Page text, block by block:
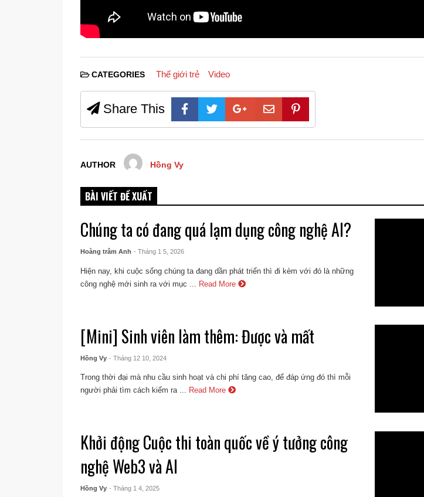
CATEGORIES Thế giới trẻ Video
Share This
AUTHOR Hồng Vy
BÀI VIẾT ĐỀ XUẤT
Chúng ta có đang quá lạm dụng công nghệ AI?
Hoàng trâm Anh - Tháng 1 5, 2026
Hiện nay, khi cuộc sống chúng ta đang dần phát triển thì đi kèm với đó là những
công nghệ mới sinh ra với mục ...
Read More
[Mini] Sinh viên làm thêm: Được và mất
Hồng Vy - Tháng 12 10, 2024
Trong thời đại mà nhu cầu sinh hoạt và chi phí tăng cao, để đáp ứng đó thì mỗi
người phải tìm cách kiếm ra ... Read More
Khởi động Cuộc thi toàn quốc về ý tưởng công
nghệ Web3 và AI
Hồng Vy - Tháng 1 4, 2025